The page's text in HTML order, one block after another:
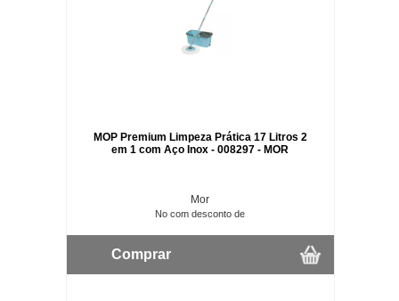
MOP Premium Limpeza Prática 17 Litros 2
em 1 com Aço Inox - 008297 - MOR
Mor
No com desconto de
Comprar